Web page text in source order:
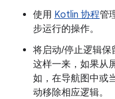
使用 Kotlin 协程管
步运行的操作。
将启动/停止逻辑保
这样一来，如果从
如，在导航图中或
动移除相应逻辑。